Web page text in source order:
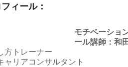
ィール：
モチベーショ
ール講師：和
方トレーナー
ャリアコンサルタント